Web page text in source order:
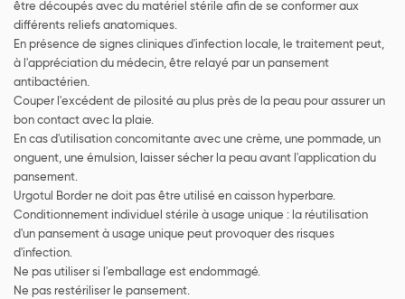
être découpés avec du matériel stérile afin de se conformer aux
différents reliefs anatomiques.
En présence de signes cliniques d'infection locale, le traitement peut,
à l'appréciation du médecin, être relayé par un pansement
antibactérien.
Couper l'excédent de pilosité au plus près de la peau pour assurer un
bon contact avec la plaie.
En cas d'utilisation concomitante avec une crème, une pommade, un
onguent, une émulsion, laisser sécher la peau avant l'application du
pansement.
Urgotul Border ne doit pas être utilisé en caisson hyperbare.
Conditionnement individuel stérile à usage unique : la réutilisation
d'un pansement à usage unique peut provoquer des risques
d'infection.
Ne pas utiliser si l'emballage est endommagé.
Ne pas restériliser le pansement.